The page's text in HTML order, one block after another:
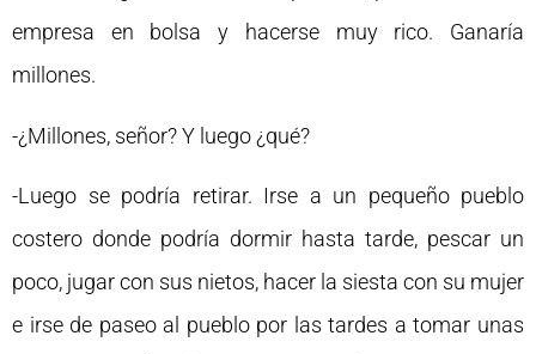
empresa en bolsa y hacerse muy rico. Ganaría
millones.
-¿Millones, señor? Y luego ¿qué?
-Luego se podría retirar. Irse a un pequeño pueblo
costero donde podría dormir hasta tarde, pescar un
poco, jugar con sus nietos, hacer la siesta con su mujer
e irse de paseo al pueblo por las tardes a tomar unas